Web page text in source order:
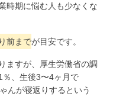
時期に悩む人も少なくな
前までが目安です。
ますが、厚生労働省の調
、生後3〜4ヶ月で
んが寝返りするという